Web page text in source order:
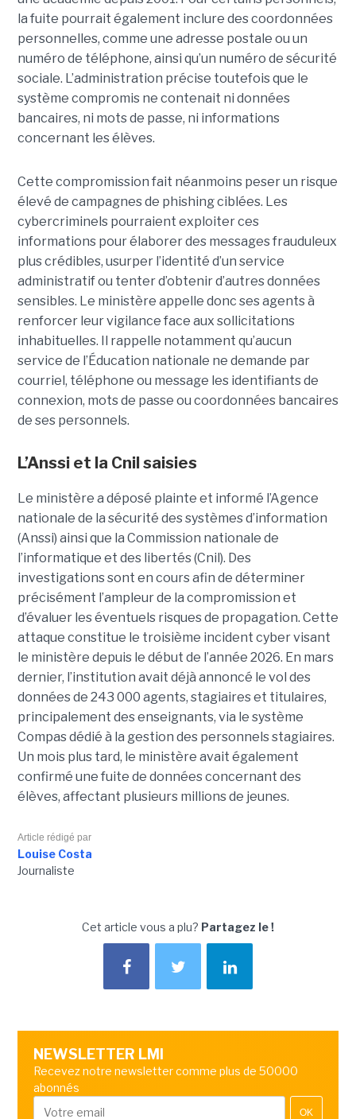
la fuite pourrait également inclure des coordonnées
personnelles, comme une adresse postale ou un
numéro de téléphone, ainsi qu’un numéro de sécurité
sociale. L’administration précise toutefois que le
système compromis ne contenait ni données
bancaires, ni mots de passe, ni informations
concernant les élèves.
Cette compromission fait néanmoins peser un risque
élevé de campagnes de phishing ciblées. Les
cybercriminels pourraient exploiter ces
informations pour élaborer des messages frauduleux
plus crédibles, usurper l’identité d’un service
administratif ou tenter d’obtenir d’autres données
sensibles. Le ministère appelle donc ses agents à
renforcer leur vigilance face aux sollicitations
inhabituelles. Il rappelle notamment qu’aucun
service de l’Éducation nationale ne demande par
courriel, téléphone ou message les identifiants de
connexion, mots de passe ou coordonnées bancaires
de ses personnels.
L’Anssi et la Cnil saisies
Le ministère a déposé plainte et informé l’Agence
nationale de la sécurité des systèmes d’information
(Anssi) ainsi que la Commission nationale de
l’informatique et des libertés (Cnil). Des
investigations sont en cours afin de déterminer
précisément l’ampleur de la compromission et
d’évaluer les éventuels risques de propagation. Cette
attaque constitue le troisième incident cyber visant
le ministère depuis le début de l’année 2026. En mars
dernier, l’institution avait déjà annoncé le vol des
données de 243 000 agents, stagiaires et titulaires,
principalement des enseignants, via le système
Compas dédié à la gestion des personnels stagiaires.
Un mois plus tard, le ministère avait également
confirmé une fuite de données concernant des
élèves, affectant plusieurs millions de jeunes.
Article rédigé par
Louise Costa
Journaliste
Cet article vous a plu? Partagez le !
NEWSLETTER LMI
Recevez notre newsletter comme plus de 50000
abonnés
OK